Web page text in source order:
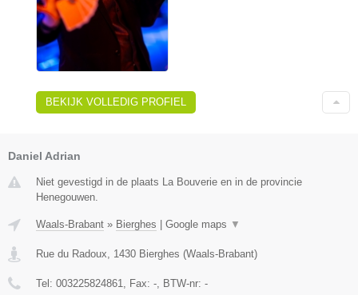
BEKIJK VOLLEDIG PROFIEL
Daniel Adrian
Niet gevestigd in de plaats La Bouverie en in de provincie
Henegouwen.
Waals-Brabant » Bierghes Google maps ▼
Rue du Radoux 1430 Bierghes (Waals-Brabant)
Tel: 003225824861 , Fax: - , BTW-nr: -